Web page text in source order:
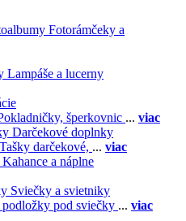
Fotorámčeky a
Lampáše a lucerny
šperkovnic ... viac
Darčekové doplnky
Tašky darčekové, ... viac
Kahance a náplne
Sviečky a svietniky
pod sviečky ... viac